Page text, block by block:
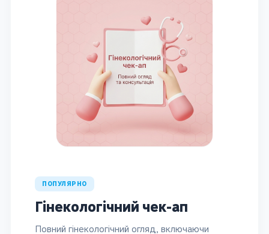
ПОПУЛЯРНО
Гінекологічний чек-ап
Повний гінекологічний огляд, включаючи